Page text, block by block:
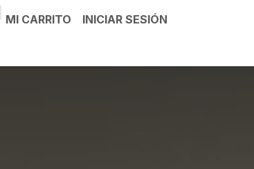
MI CARRITO
INICIAR SESIÓN